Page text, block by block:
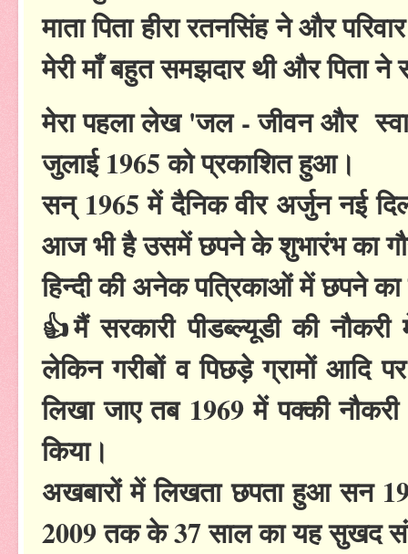
माता पिता हीरा रतनसिंह ने और
मेरी माँ बहुत समझदार थी और पिता
मेरा पहला लेख 'जल - जीवन और
जुलाई 1965 को प्रकाशित हुआ।
सन् 1965 में दैनिक वीर अर्जुन नई
आज भी है उसमें छपने के शुभारंभ का
हिन्दी की अनेक पत्रिकाओं में छपने का
👍मैं सरकारी पीडब्ल्यूडी की
लेकिन गरीबों व पिछड़े ग्रामों
लिखा जाए तब 1969 में पक्की
किया।
अखबारों में लिखता छपता हुआ सन
2009 तक के 37 साल का यह सुखद